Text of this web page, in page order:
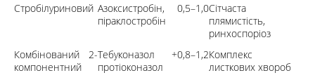
Стробілуриновий Азоксистробін,
піраклостробін
0,5–1,0Сітчаста
плямистість,
ринхоспоріоз
Комбінований 2-
компонентний
Тебуконазол +
протіоконазол
0,8–1,2Комплекс
листкових хвороб